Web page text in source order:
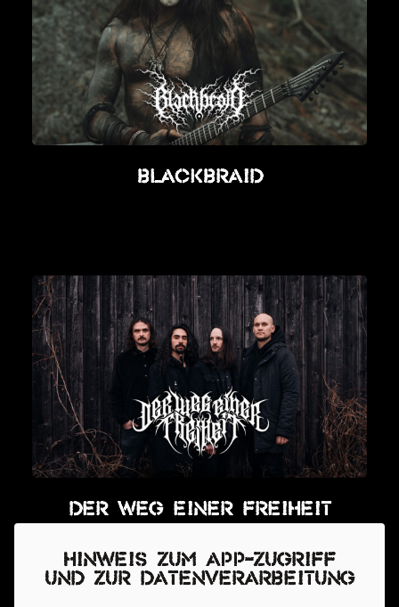
BLACKBRAID
Der Weg Einer Freiheit
Hinweis zum App-Zugriff
und zur Datenverarbeitung